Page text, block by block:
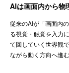
AIは画面内から物
従来のAIが「画面内
る視覚・触覚を入力
て回していく世界観
ながら動く方向へ進